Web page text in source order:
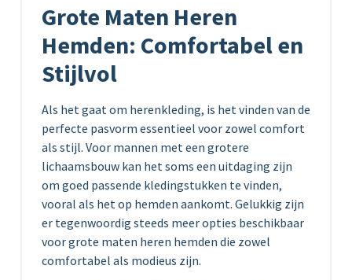
Grote Maten Heren
Hemden: Comfortabel en
Stijlvol
Als het gaat om herenkleding, is het vinden van de
perfecte pasvorm essentieel voor zowel comfort
als stijl. Voor mannen met een grotere
lichaamsbouw kan het soms een uitdaging zijn
om goed passende kledingstukken te vinden,
vooral als het op hemden aankomt. Gelukkig zijn
er tegenwoordig steeds meer opties beschikbaar
voor grote maten heren hemden die zowel
comfortabel als modieus zijn.